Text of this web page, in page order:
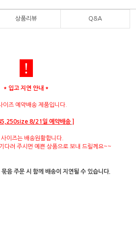
상품리뷰 Q&A
!
* 입고 지연 안내 *
이즈 예약배송 제품입니다.
8/21일 예약배송 ]
사이즈는 배송원활합니다.
다려 주시면 예쁜 상품으로 보내 드릴께요~~
음 주문 시 함께 배송이 지연될 수 있습니다.